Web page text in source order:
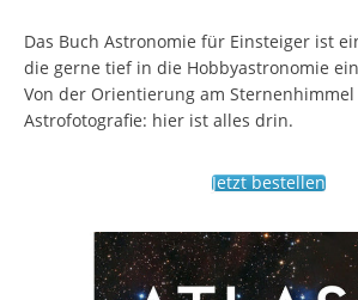
Das Buch Astronomie für Einsteiger ist
die gerne tief in die Hobbyastronomie
Von der Orientierung am
Astrofotografie: hier ist alles drin.
Jetzt bestellen